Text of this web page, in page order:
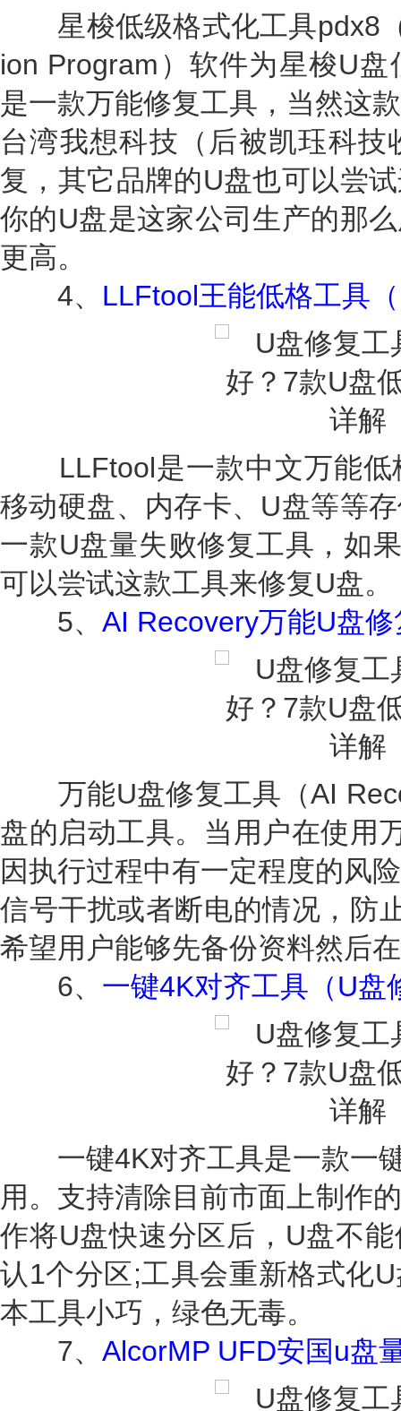
星梭低级格式化工具pdx8
ion Program）软件为星梭U
是一款万能修复工具，当然这
台湾我想科技（后被凯珏科
复，其它品牌的U盘也可以尝
你的U盘是这家公司生产的那
更高。
4、 LLFtool王能低格工具
LLFtool是一款中文万能低
移动硬盘、内存卡、U盘等等
一款U盘量失败修复工具，如
可以尝试这款工具来修复U盘。
5、 AI Recovery万能U盘
万能U盘修复工具（AI
盘的启动工具。当用户在使用
因执行过程中有一定程度的风
信号干扰或者断电的情况，防
希望用户能够先备份资料然后
6、 一键4K对齐工具（U盘
一键4K对齐工具是一款一
用。支持清除目前市面上制作
作将U盘快速分区后，U盘不
认1个分区;工具会重新格式化
本工具小巧，绿色无毒。
7、 AlcorMP UFD安国u盘